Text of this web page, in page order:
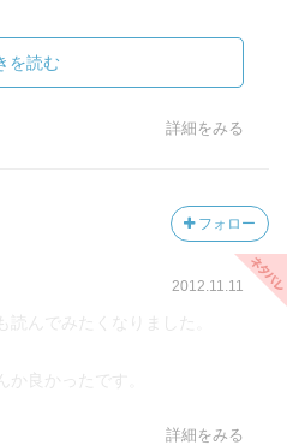
を読む
詳細をみる
フォロー
2012.11.11
読んでみたくなりました。
か良かったです。
詳細をみる